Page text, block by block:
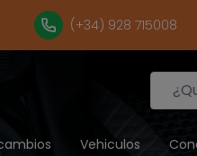
(+34) 928 715008
Vehiculos